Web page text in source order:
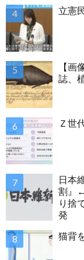
立憲
【
誌、
Ｚ世
日本
割』
り捨
発
猫背